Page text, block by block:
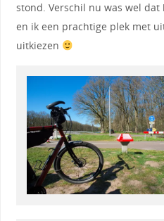
stond. Verschil nu was wel
en ik een prachtige plek met
uitkiezen